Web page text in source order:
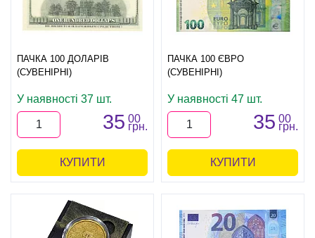
ПАЧКА 100 ДОЛАРІВ
(СУВЕНІРНІ)
У наявності 37 шт.
35 00
грн.
КУПИТИ
ПАЧКА 100 ЄВРО
(СУВЕНІРНІ)
У наявності 47 шт.
35 00
грн.
КУПИТИ